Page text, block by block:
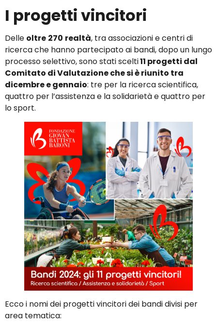
I progetti vincitori
Delle oltre 270 realtà, tra associazioni e centri di
ricerca che hanno partecipato ai bandi, dopo un lungo
processo selettivo, sono stati scelti11 progetti dal
Comitato di Valutazione che si è riunito tra
dicembre e gennaio: tre per la ricerca scientifica,
quattro per l’assistenza e la solidarietà e quattro per
lo sport.
Ecco i nomi dei progetti vincitori dei bandi divisi per
area tematica: